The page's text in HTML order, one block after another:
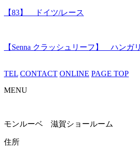
【83】 ドイツ/レース
【Senna クラッシュリーフ】 ハンガ
TEL CONTACT ONLINE PAGE TOP
MENU
モンルーベ 滋賀ショールーム
住所